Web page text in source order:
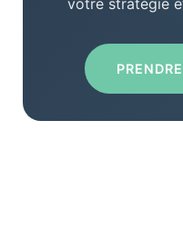
votre stratégie